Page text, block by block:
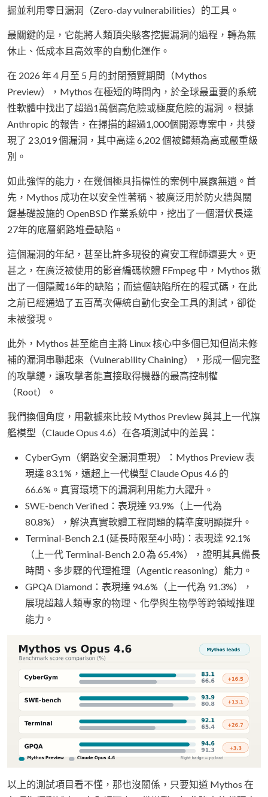
掘並利用零日漏洞（Zero-day vulnerabilities）的工具。
最關鍵的是，它能將人類頂尖駭客挖掘漏洞的過程，轉為無
休止、低成本且高效率的自動化運作。
在 2026 年 4 月至 5 月的封閉預覽期間（Mythos
Preview），Mythos 在極短的時間內，於全球最重要的系統
性軟體中找出了超過1萬個高危險或極度危險的漏洞 。根據
Anthropic 的報告，在掃描的超過1,000個開源專案中，共發
現了 23,019 個漏洞，其中高達 6,202 個被歸類為高或嚴重級
別。
如此強悍的能力，在幾個極具指標性的案例中展露無遺。首
先，Mythos 成功在以安全性著稱、被廣泛用於防火牆與關
鍵基礎設施的 OpenBSD 作業系統中，挖出了一個潛伏長達
27年的底層網路堆疊缺陷。
這個漏洞的年紀，甚至比許多現役的資安工程師還要大。更
甚之，在廣泛被使用的影音編碼軟體 FFmpeg 中，Mythos 揪
出了一個隱藏16年的缺陷；而這個缺陷所在的程式碼，在此
之前已經通過了五百萬次傳統自動化安全工具的測試，卻從
未被發現。
此外，Mythos 甚至能自主將 Linux 核心中多個已知但尚未修
補的漏洞串聯起來（Vulnerability Chaining），形成一個完整
的攻擊鏈，讓攻擊者能直接取得機器的最高控制權
（Root）。
我們換個角度，用數據來比較 Mythos Preview 與其上一代旗
艦模型（Claude Opus 4.6）在各項測試中的差異：
CyberGym（網路安全漏洞重現）：Mythos Preview 表
現達 83.1%，遠超上一代模型 Claude Opus 4.6 的
66.6%。真實環境下的漏洞利用能力大躍升。
SWE-bench Verified：表現達 93.9%（上一代為
80.8%），解決真實軟體工程問題的精準度明顯提升。
Terminal-Bench 2.1 (延長時限至4小時)：表現達 92.1%
（上一代 Terminal-Bench 2.0 為 65.4%），證明其具備長
時間、多步驟的代理推理（Agentic reasoning）能力。
GPQA Diamond：表現達 94.6%（上一代為 91.3%），
展現超越人類專家的物理、化學與生物學等跨領域推理
能力。
以上的測試項目看不懂，那也沒關係，只要知道 Mythos 在